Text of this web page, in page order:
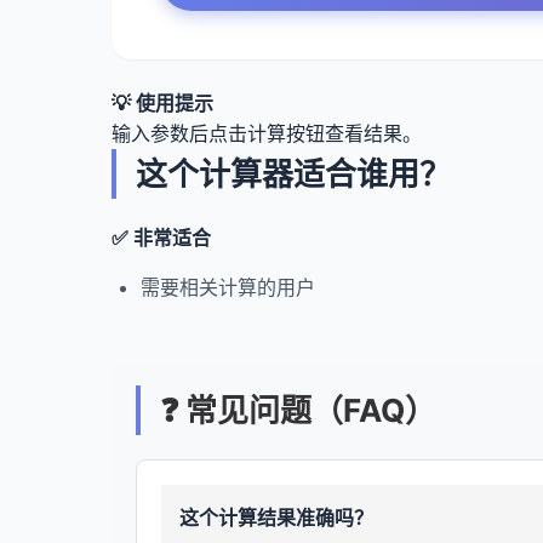
💡 使用提示
输入参数后点击计算按钮查看结果。
这个计算器适合谁用？
✅ 非常适合
需要相关计算的用户
❓ 常见问题（FAQ）
这个计算结果准确吗？